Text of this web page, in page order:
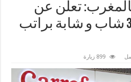
تعلن عن
حملة توظيف 300 شاب و شابة براتب
899 زيارة